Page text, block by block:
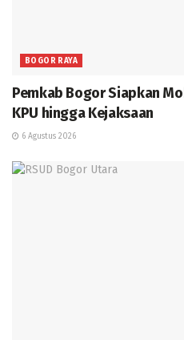
BOGOR RAYA
Pemkab Bogor Siapkan
KPU hingga Kejaksaan
6 Agustus 2026